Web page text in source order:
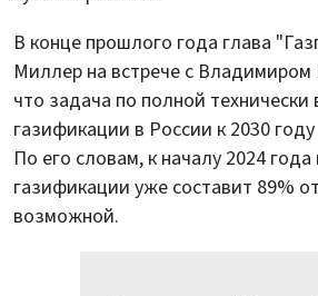
В конце прошлого года глава
Миллер на встрече с
что задача по полной
газификации в России к 2030
По его словам, к началу 2024
газификации уже составит 89%
возможной.